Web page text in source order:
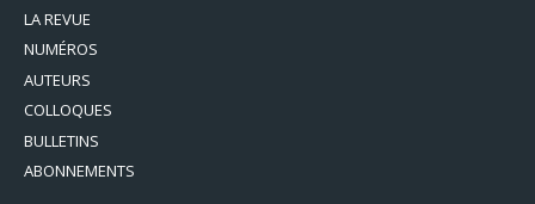
LA REVUE
NUMÉROS
AUTEURS
COLLOQUES
BULLETINS
ABONNEMENTS